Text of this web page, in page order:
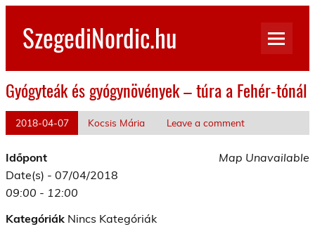
Skip
contentSzegediNordic.hu
Gyógyteák és gyógynövények – túra a Fehér-tónál
2018-04-07 Kocsis Mária Leave a comment
Map Unavailable
Időpont
Date(s) - 07/04/2018
09:00 - 12:00
Kategóriák Nincs Kategóriák